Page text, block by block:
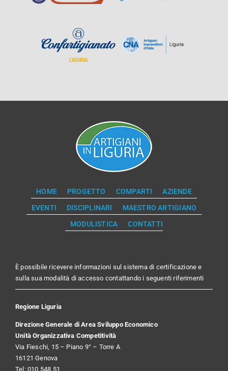
HOME PROGETTO COMPARTI
AZIENDE
EVENTI
DISCIPLINARI
MAESTRO ARTIGIANO
MODULISTICA
CONTATTI
È possibile ricevere informazioni sul sistema di certificazione e
sulla sua modalità di accesso contattando i seguenti riferimenti
Regione Liguria
Direzione Generale di Area Sviluppo Economico
Unità Organizzativa Competitività
Via Fieschi, 15 – Piano 9° – Torre A
16121 Genova
Tel: 010 548 51